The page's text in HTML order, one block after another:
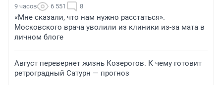
9 часов 6 551 8
«Мне сказали, что нам нужно расстаться».
Московского врача уволили из клиники из-за мата в
личном блоге
Август перевернет жизнь Козерогов. К чему готовит
ретроградный Сатурн — прогноз